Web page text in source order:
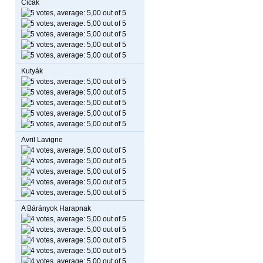
Cicák
Kutyák
Avril Lavigne
A Bárányok Harapnak